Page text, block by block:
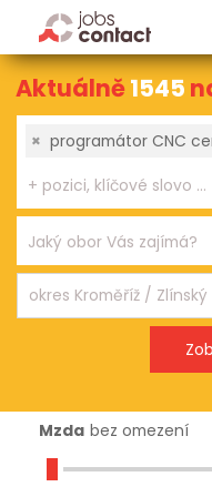
Aktuálně1545
× programátor CNC
Mzda bez omezení